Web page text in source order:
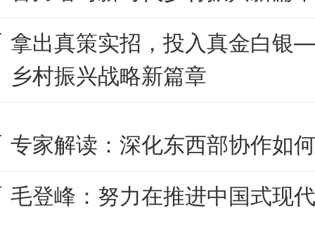
拿出真策实招，投入真金白
乡村振兴战略新篇章
专家解读：深化东西部协作如
毛登峰：努力在推进中国式现